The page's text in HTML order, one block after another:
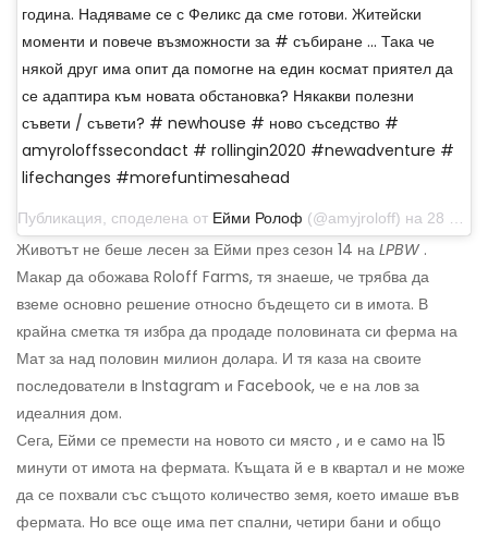
година. Надяваме се с Феликс да сме готови. Житейски
моменти и повече възможности за # събиране ... Така че
някой друг има опит да помогне на един космат приятел да
се адаптира към новата обстановка? Някакви полезни
съвети / съвети? # newhouse # ново съседство #
amyroloffssecondact # rollingin2020 #newadventure #
lifechanges #morefuntimesahead
Публикация, споделена от Ейми Ролоф (@amyjroloff) на 28 декември 2019 г. в 9:48 ч. PST
Животът не беше лесен за Ейми през сезон 14 на LPBW .
Макар да обожава Roloff Farms, тя знаеше, че трябва да
вземе основно решение относно бъдещето си в имота. В
крайна сметка тя избра да продаде половината си ферма на
Мат за над половин милион долара. И тя каза на своите
последователи в Instagram и Facebook, че е на лов за
идеалния дом.
Сега, Ейми се премести на новото си място , и е само на 15
минути от имота на фермата. Къщата й е в квартал и не може
да се похвали със същото количество земя, което имаше във
фермата. Но все още има пет спални, четири бани и общо